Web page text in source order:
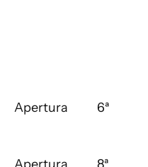
Apertura 6ª